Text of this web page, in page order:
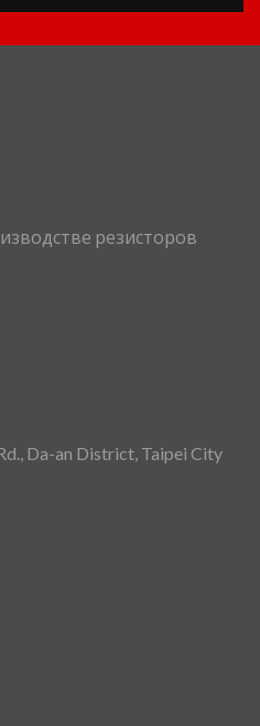
резисторов
Da-an District, Taipei City